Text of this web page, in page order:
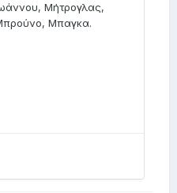
Μήτρογλας,
Mπαγκα.